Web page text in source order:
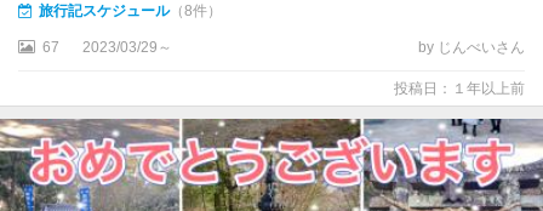
旅行記スケジュール（8件）
67 2023/03/29～ by じんべいさん
投稿日：１年以上前